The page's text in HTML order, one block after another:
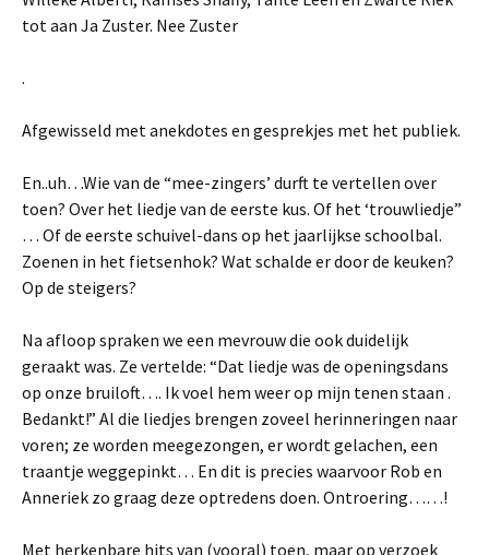
tot aan Ja Zuster. Nee Zuster
.
Afgewisseld met anekdotes en gesprekjes met het publiek.
En..uh…Wie van de “mee-zingers’ durft te vertellen over
toen? Over het liedje van de eerste kus. Of het ‘trouwliedje”
… Of de eerste schuivel-dans op het jaarlijkse schoolbal.
Zoenen in het fietsenhok? Wat schalde er door de keuken?
Op de steigers?
Na afloop spraken we een mevrouw die ook duidelijk
geraakt was. Ze vertelde: “Dat liedje was de openingsdans
op onze bruiloft…. Ik voel hem weer op mijn tenen staan .
Bedankt!” Al die liedjes brengen zoveel herinneringen naar
voren; ze worden meegezongen, er wordt gelachen, een
traantje weggepinkt… En dit is precies waarvoor Rob en
Anneriek zo graag deze optredens doen. Ontroering……!
Met herkenbare hits van (vooral) toen, maar op verzoek